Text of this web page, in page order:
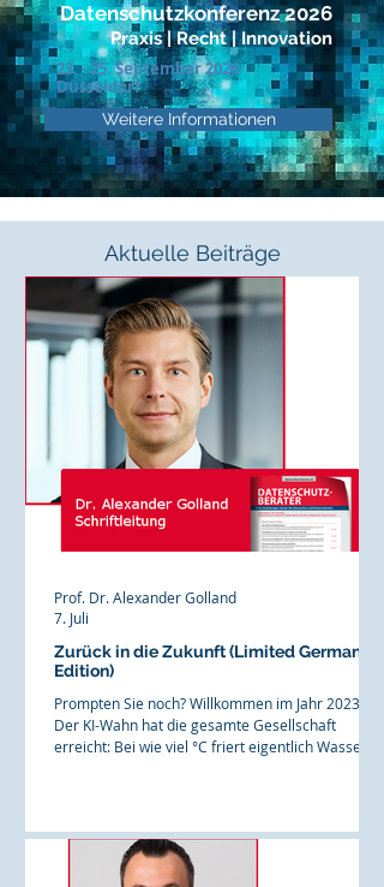
Datenschutzkonferenz 2026
Praxis | Recht | Innovation
23. - 25. September 2026
Düsseldorf
Weitere Informationen
Aktuelle Beiträge
Zurück in die Zukunft (Limited German
Edition)
Prompten Sie noch? Willkommen im Jahr 2023.
Der KI-Wahn hat die gesamte Gesellschaft
erreicht: Bei wie viel °C friert eigentlich Wasser?
Denken. Doch ist das die herbeigesehnte
Digitalisierung? Ich geriet kürzlich in Konflikt mit
einer Behörde: Man habe meine Mail gelesen,
Prof. Dr. Alexander Golland
7. Juli